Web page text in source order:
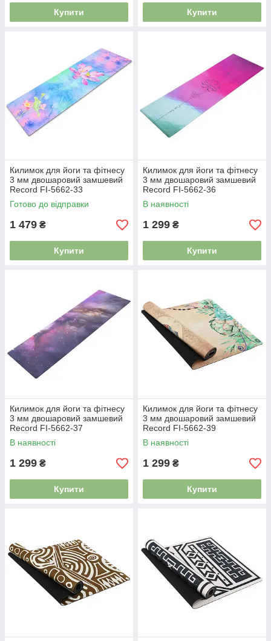
Купити Купити
Килимок для йоги та фітнесу
3 мм двошаровий замшевий
Record FI-5662-33
Готово до відправки
1 479 ₴
Купити
Килимок для йоги та фітнесу
3 мм двошаровий замшевий
Record FI-5662-36
В наявності
1 299 ₴
Купити
Килимок для йоги та фітнесу
3 мм двошаровий замшевий
Record FI-5662-37
В наявності
1 299 ₴
Купити
Килимок для йоги та фітнесу
3 мм двошаровий замшевий
Record FI-5662-39
В наявності
1 299 ₴
Купити